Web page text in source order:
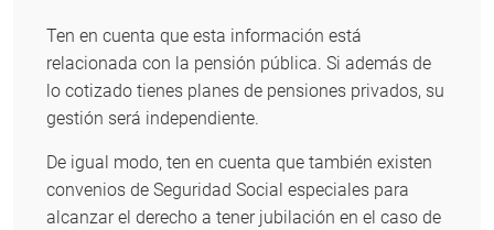
Ten en cuenta que esta información está
relacionada con la pensión pública. Si además de
lo cotizado tienes planes de pensiones privados, su
gestión será independiente.
De igual modo, ten en cuenta que también existen
convenios de Seguridad Social especiales para
alcanzar el derecho a tener jubilación en el caso de